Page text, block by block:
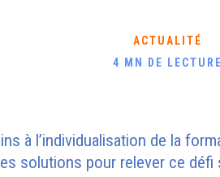
ACTUALITÉ
4 MN DE LECTURE
à l’individualisation de la
solutions pour relever ce défi